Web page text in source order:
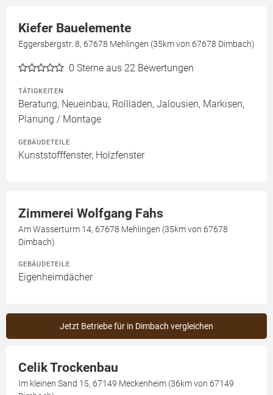
Kiefer Bauelemente
Eggersbergstr. 8, 67678 Mehlingen (35km von 67678 Dimbach)
0 Sterne aus 22 Bewertungen
TÄTIGKEITEN
Beratung, Neueinbau, Rollläden, Jalousien, Markisen,
Planung / Montage
GEBÄUDETEILE
Kunststofffenster, Holzfenster
Zimmerei Wolfgang Fahs
Am Wasserturm 14, 67678 Mehlingen (35km von 67678
Dimbach)
GEBÄUDETEILE
Eigenheimdächer
Jetzt Betriebe für in Dimbach vergleichen
Celik Trockenbau
Im kleinen Sand 15, 67149 Meckenheim (36km von 67149